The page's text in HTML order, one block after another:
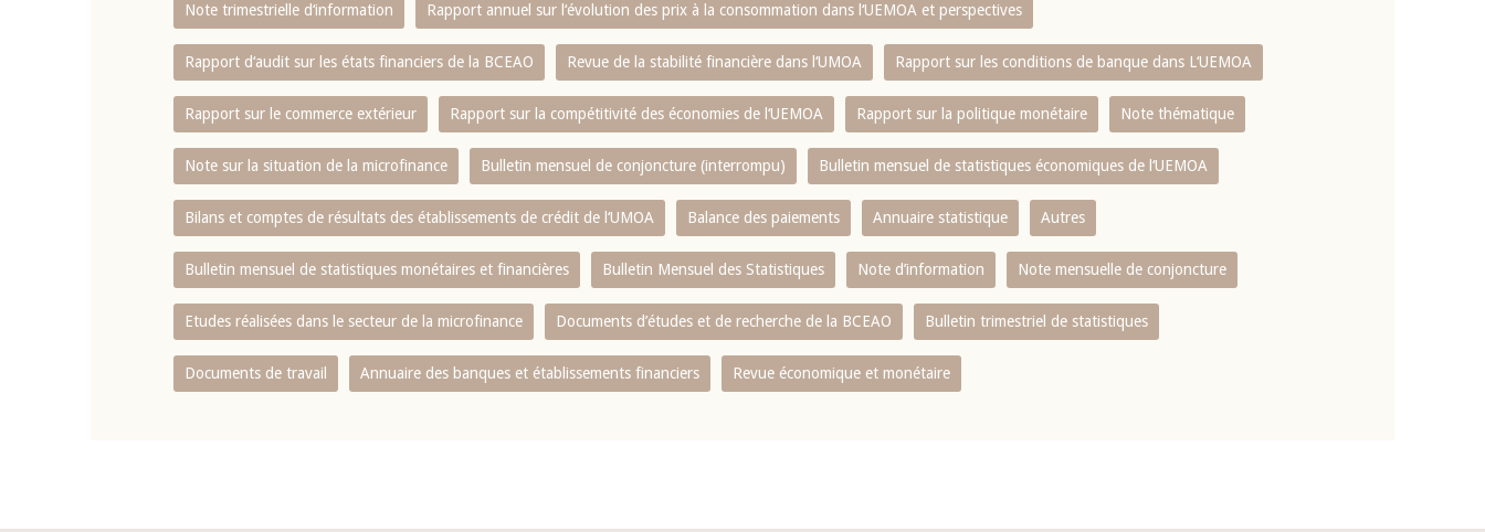
Note trimestrielle d‘information Rapport annuel sur l‘évolution des prix à la consommation dans l‘UEMOA et perspectives
Rapport d‘audit sur les états financiers de la BCEAO Revue de la stabilité financière dans l‘UMOA Rapport sur les conditions de banque dans L‘UEMOA
Rapport sur le commerce extérieur Rapport sur la compétitivité des économies de l‘UEMOA Rapport sur la politique monétaire Note thématique
Note sur la situation de la microfinance Bulletin mensuel de conjoncture (interrompu) Bulletin mensuel de statistiques économiques de l‘UEMOA
Bilans et comptes de résultats des établissements de crédit de l‘UMOA Balance des paiements Annuaire statistique Autres
Bulletin mensuel de statistiques monétaires et financières Bulletin Mensuel des Statistiques Note d’information Note mensuelle de conjoncture
Etudes réalisées dans le secteur de la microfinance Documents d’études et de recherche de la BCEAO Bulletin trimestriel de statistiques
Documents de travail Annuaire des banques et établissements financiers Revue économique et monétaire